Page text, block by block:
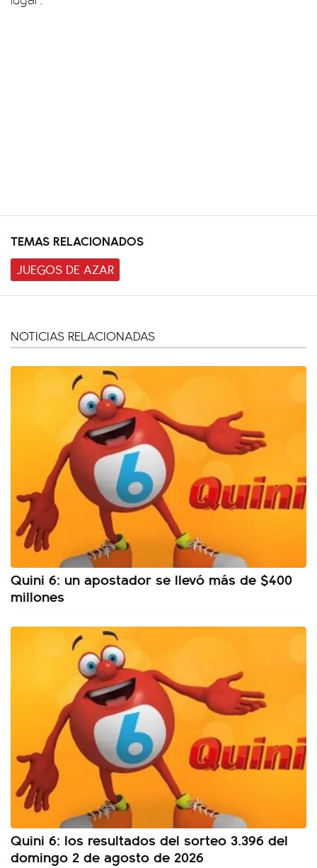
TEMAS RELACIONADOS
JUEGOS DE AZAR
NOTICIAS RELACIONADAS
Quini 6: un apostador se llevó más de $400
millones
Quini 6: los resultados del sorteo 3.396 del
domingo 2 de agosto de 2026